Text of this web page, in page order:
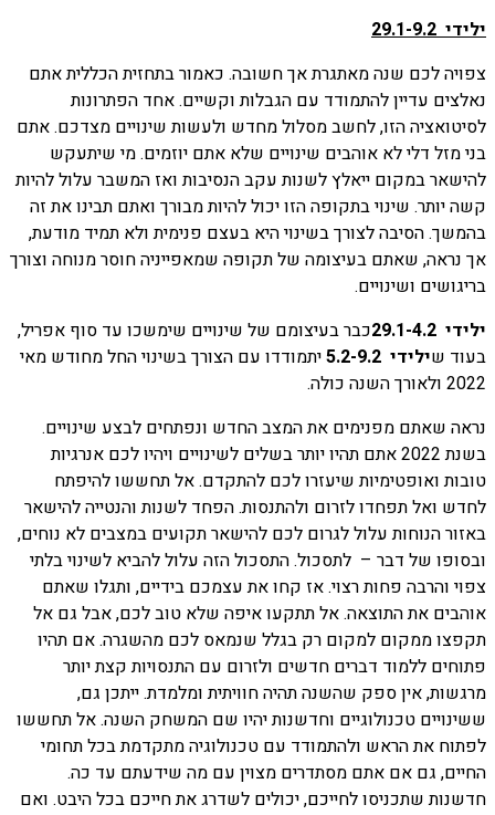
ילידי 29.1-9.2
צפויה לכם שנה מאתגרת אך חשובה. כאמור בתחזית הכללית אתם
נאלצים עדיין להתמודד עם הגבלות וקשיים. אחד הפתרונות
לסיטואציה הזו, לחשב מסלול מחדש ולעשות שינויים מצדכם. אתם
בני מזל דלי לא אוהבים שינויים שלא אתם יוזמים. מי שיתעקש
להישאר במקום ייאלץ לשנות עקב הנסיבות ואז המשבר עלול להיות
קשה יותר. שינוי בתקופה הזו יכול להיות מבורך ואתם תבינו את זה
בהמשך. הסיבה לצורך בשינוי היא בעצם פנימית ולא תמיד מודעת,
אך נראה, שאתם בעיצומה של תקופה שמאפייניה חוסר מנוחה וצורך
בריגושים ושינויים.
ילידי 29.1-4.2
כבר בעיצומם של שינויים שימשכו עד סוף אפריל,
בעוד שילידי 5.2-9.2
יתמודדו עם הצורך בשינוי החל מחודש מאי
2022 ולאורך השנה כולה.
נראה שאתם מפנימים את המצב החדש ונפתחים לבצע שינויים.
בשנת 2022 אתם תהיו יותר בשלים לשינויים ויהיו לכם אנרגיות
טובות ואופטימיות שיעזרו לכם להתקדם. אל תחששו להיפתח
לחדש ואל תפחדו לזרום ולהתנסות. הפחד לשנות והנטייה להישאר
באזור הנוחות עלול לגרום לכם להישאר תקועים במצבים לא נוחים,
ובסופו של דבר – לתסכול. התסכול הזה עלול להביא לשינוי בלתי
צפוי והרבה פחות רצוי. אז קחו את עצמכם בידיים, ותגלו שאתם
אוהבים את התוצאה. אל תתקעו איפה שלא טוב לכם, אבל גם אל
תקפצו ממקום למקום רק בגלל שנמאס לכם מהשגרה. אם תהיו
פתוחים ללמוד דברים חדשים ולזרום עם התנסויות קצת יותר
מרגשות, אין ספק שהשנה תהיה חוויתית ומלמדת. ייתכן גם,
ששינויים טכנולוגיים וחדשנות יהיו שם המשחק השנה. אל תחששו
לפתוח את הראש ולהתמודד עם טכנולוגיה מתקדמת בכל תחומי
החיים, גם אם אתם מסתדרים מצוין עם מה שידעתם עד כה.
חדשנות שתכניסו לחייכם, יכולים לשדרג את חייכם בכל היבט. ואם